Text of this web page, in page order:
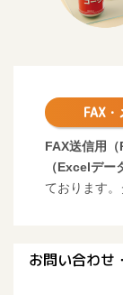
〒983-0034 仙台
TEL：
〒990-0832 山形市
TEL：
福島営業所
FAX
FAX送信用（
（Excelデー
ております。
お問い合わせ